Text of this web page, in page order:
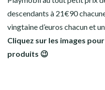
descendants à 21€90
vingtaine d’euros chacun et
Cliquez sur les images
produits 😉